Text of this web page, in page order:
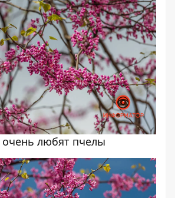
очень любят пчелы